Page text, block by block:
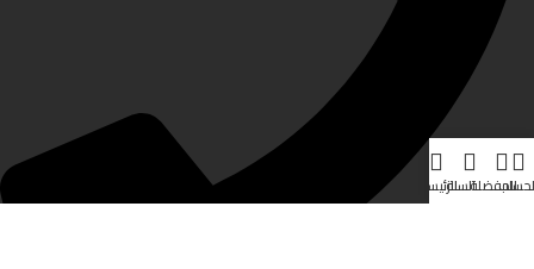
المفضلةالسلةالرئيسية